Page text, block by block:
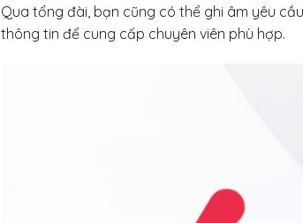
Qua tổng đài, bạn cũng có thể ghi âm yêu
thông tin để cung cấp chuyên viên phù hợp.